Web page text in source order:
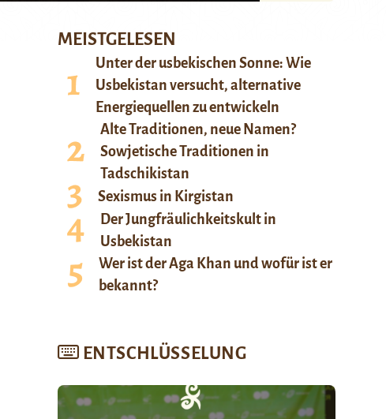
MEISTGELESEN
Unter der usbekischen Sonne: Wie
Usbekistan versucht, alternative
Energiequellen zu entwickeln
Alte Traditionen, neue Namen?
Sowjetische Traditionen in
Tadschikistan
Sexismus in Kirgistan
Der Jungfräulichkeitskult in
Usbekistan
Wer ist der Aga Khan und wofür ist er
bekannt?
ENTSCHLÜSSELUNG